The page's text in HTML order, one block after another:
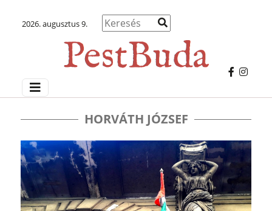
2026. augusztus 9.
HORVÁTH JÓZSEF